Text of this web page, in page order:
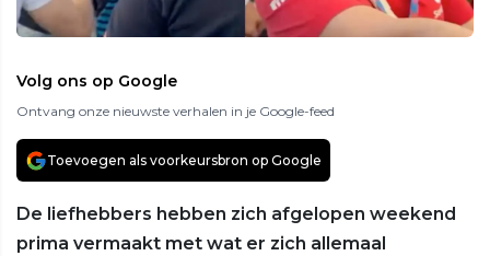
Volg ons op Google
Ontvang onze nieuwste verhalen in je Google-feed
Toevoegen als voorkeursbron op Google
De liefhebbers hebben zich afgelopen weekend
prima vermaakt met wat er zich allemaal